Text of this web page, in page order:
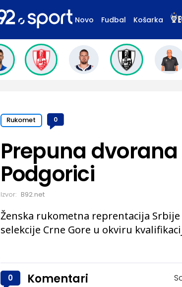
Novo Fudbal Košarka
Rukomet 0
Prepuna
Podgorici
Ženska rukometna reprentacija
selekcije Crne Gore u okviru
Izvor: B92.net
0 Komentari